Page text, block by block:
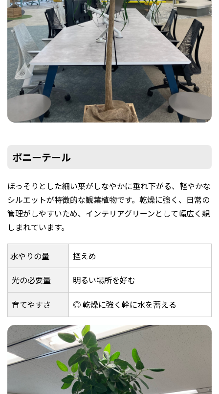
ポニーテール
ほっそりとした細い葉がしなやかに垂れ下がる、軽やかな
シルエットが特徴的な観葉植物です。乾燥に強く、日常の
管理がしやすいため、インテリアグリーンとして幅広く親
しまれています。
水やりの量 控えめ
光の必要量 明るい場所を好む
育てやすさ ◎ 乾燥に強く幹に水を蓄える